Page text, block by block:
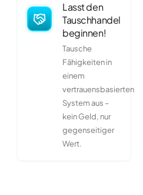
Lasst den
Tauschhandel
beginnen!
Tausche
Fähigkeiten in
einem
vertrauensbasierten
System aus –
kein Geld, nur
gegenseitiger
Wert.